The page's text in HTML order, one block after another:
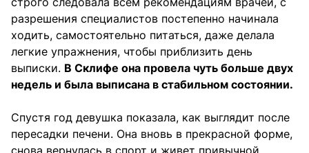
разрешения специалистов постепенно начинала
ходить, самостоятельно питаться, даже делала
легкие упражнения, чтобы приблизить день
выписки. В Склифе она провела чуть больше двух
недель и была выписана в стабильном состоянии.
Спустя год девушка показала, как выглядит после
пересадки печени. Она вновь в прекрасной форме,
снова вернулась в спорт и живет привычной